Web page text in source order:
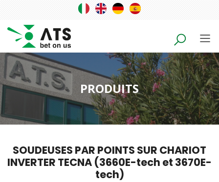
PRODUITS
SOUDEUSES PAR POINTS SUR CHARIOT
INVERTER TECNA (3660E-tech et 3670E-
tech)